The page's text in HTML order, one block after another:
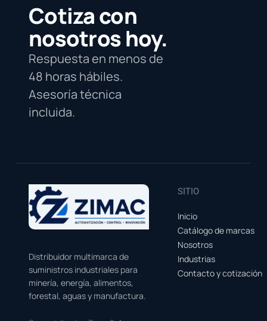
Cotiza con
nosotros hoy.
Respuesta en menos de
48 horas hábiles.
Asesoría técnica
incluida.
Distribuidor multimarca de
suministros industriales para
minería, energía, alimentos,
forestal, aguas y manufactura.
SITIO
Inicio
Catálogo de marcas
Nosotros
Industrias
Contacto y cotización